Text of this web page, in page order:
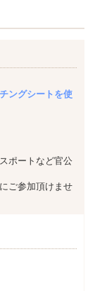
ングシートを使
ポートなど官公
ご参加頂けませ